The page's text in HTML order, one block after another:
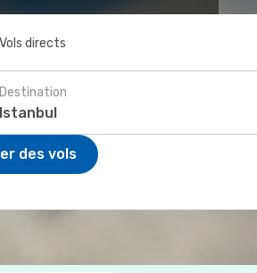
Vols directs
Destination
des vols